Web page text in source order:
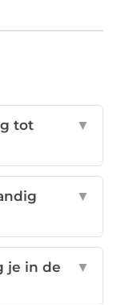
tot
▼
▼
je in de
▼